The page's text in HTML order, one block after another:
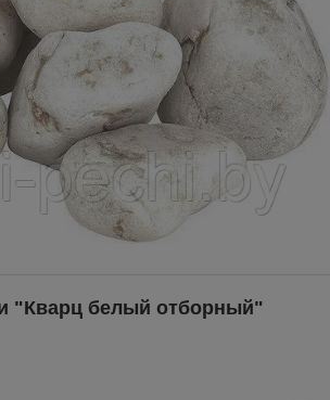
"Кварц белый отборный"